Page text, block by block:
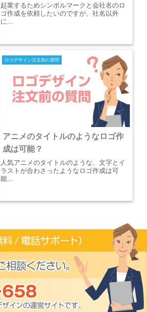
起業するためシンボルマークと会社名のロ
ゴ作成を依頼したいのですが、社名以外
に...
ロゴデザイン注文前の質問
アニメのタイトルのようなロゴ作
成は可能？
人気アニメのタイトルのような、文字とイ
ラストが合わさったようなロゴ作成は可
能...